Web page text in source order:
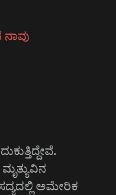
ನಾವು
ಅಮೇರಿಕ